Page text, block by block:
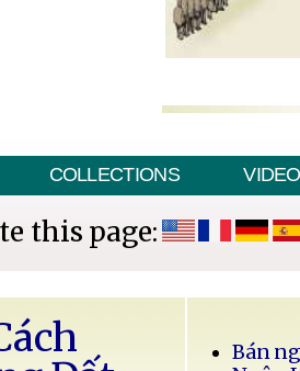
COLLECTIONS VIDEO
this page:
Bán